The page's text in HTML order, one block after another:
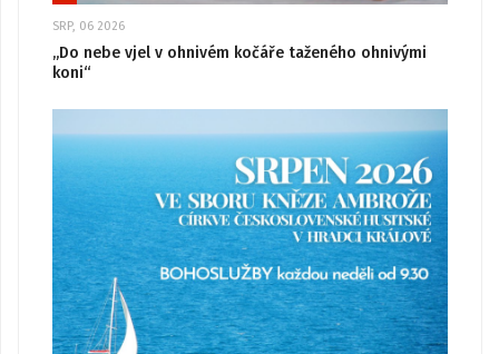
SRP, 06 2026
„Do nebe vjel v ohnivém kočáře taženého ohnivými
koni“